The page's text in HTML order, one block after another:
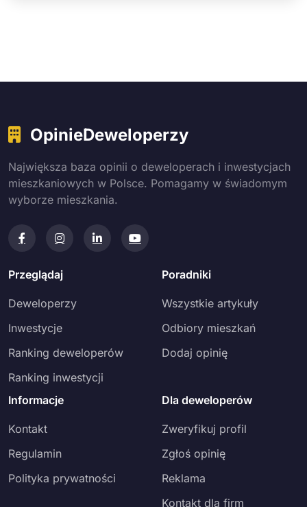
OpinieDeweloperzy
Największa baza opinii o deweloperach i inwestycjach
mieszkaniowych w Polsce. Pomagamy w świadomym
wyborze mieszkania.
Przeglądaj
Deweloperzy
Inwestycje
Ranking deweloperów
Ranking inwestycji
Poradniki
Wszystkie artykuły
Odbiory mieszkań
Dodaj opinię
Informacje
Kontakt
Regulamin
Polityka prywatności
Dla deweloperów
Zweryfikuj profil
Zgłoś opinię
Reklama
Kontakt dla firm